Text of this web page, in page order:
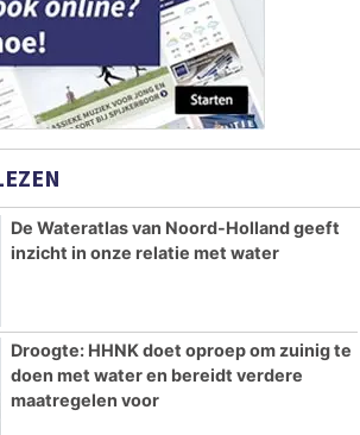
De Wateratlas van Noord-Holland geeft
inzicht in onze relatie met water
Droogte: HHNK doet oproep om zuinig te
doen met water en bereidt verdere
maatregelen voor